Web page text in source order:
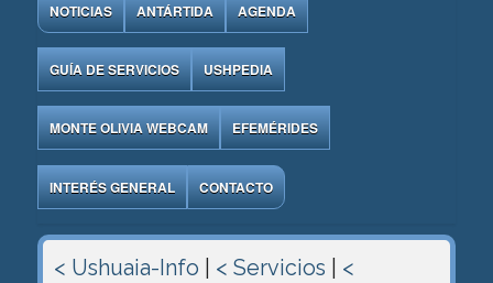
NOTICIAS ANTÁRTIDA AGENDA
GUÍA DE SERVICIOS USHPEDIA
MONTE OLIVIA WEBCAM EFEMÉRIDES
INTERÉS GENERAL CONTACTO
< Ushuaia-Info < Servicios
<